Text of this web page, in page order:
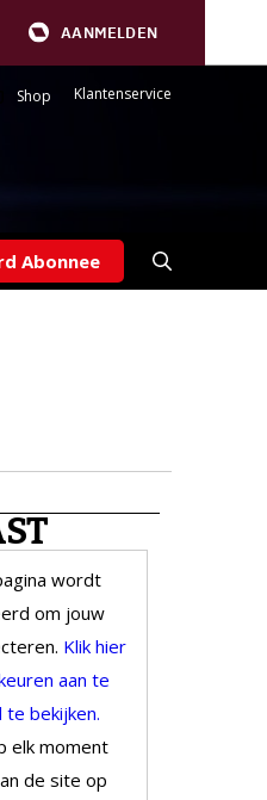
AANMELDEN
Shop Klantenservice
Abonnee
wordt
om jouw
Klik hier
aan te
te bekijken.
elk moment
de site op